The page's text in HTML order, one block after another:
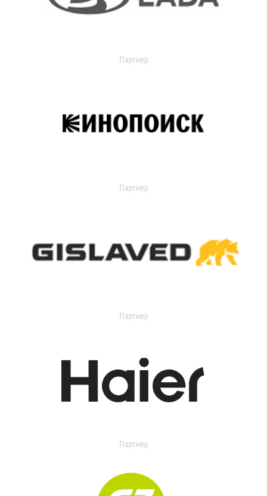
Партнер
Партнер
Партнер
Партнер